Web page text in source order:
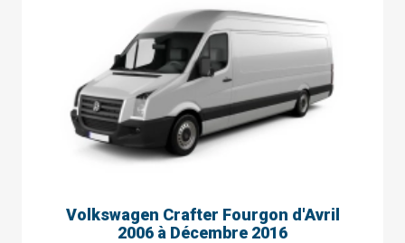
Volkswagen Crafter Fourgon d'Avril
2006 à Décembre 2016